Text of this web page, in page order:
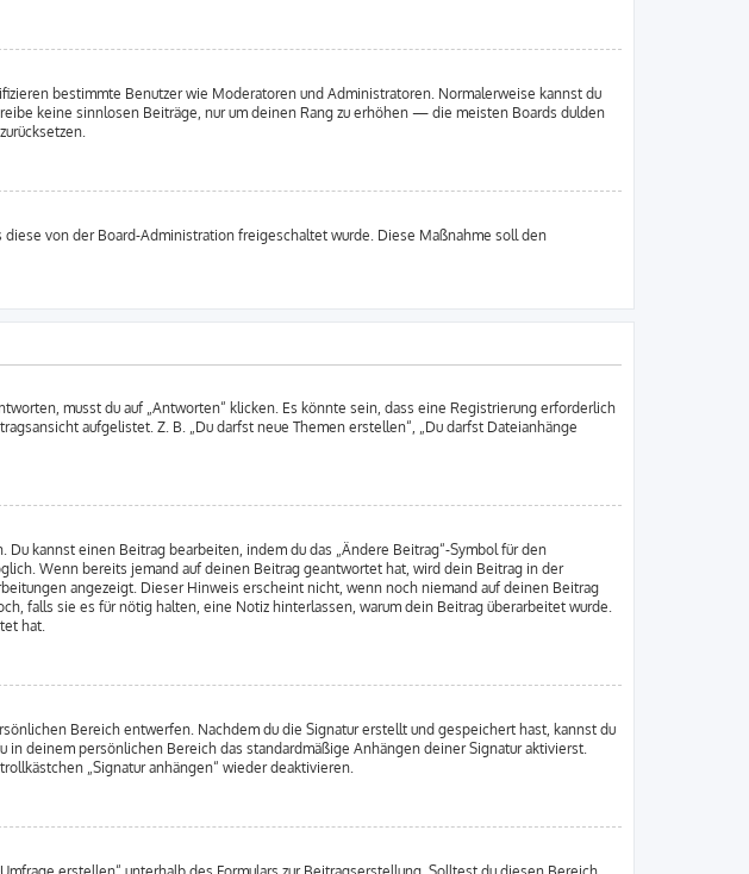
bestimmte Benutzer wie Moderatoren und Administratoren. Normalerweise kannst du
keine sinnlosen Beiträge, nur um deinen Rang zu erhöhen — die meisten Boards dulden
von der Board-Administration freigeschaltet wurde. Diese Maßnahme soll den
musst du auf „Antworten“ klicken. Es könnte sein, dass eine Registrierung erforderlich
aufgelistet. Z. B. „Du darfst neue Themen erstellen“, „Du darfst Dateianhänge
kannst einen Beitrag bearbeiten, indem du das „Ändere Beitrag“-Symbol für den
Wenn bereits jemand auf deinen Beitrag geantwortet hat, wird dein Beitrag in der
angezeigt. Dieser Hinweis erscheint nicht, wenn noch niemand auf deinen Beitrag
falls sie es für nötig halten, eine Notiz hinterlassen, warum dein Beitrag überarbeitet wurde.
hat.
Bereich entwerfen. Nachdem du die Signatur erstellt und gespeichert hast, kannst du
in deinem persönlichen Bereich das standardmäßige Anhängen deiner Signatur aktivierst.
„Signatur anhängen“ wieder deaktivieren.